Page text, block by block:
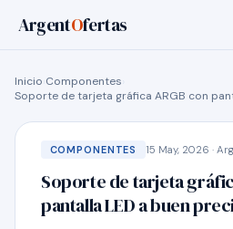
ArgentOfertas
Inicio Componentes
Soporte de tarjeta gráfica ARGB con
COMPONENTES 15 May, 2026 ·
Soporte de tarjeta
pantalla LED a buen